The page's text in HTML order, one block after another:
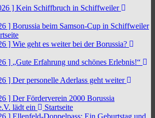
] Kein Schiffbruch in Schiffweiler
] Borussia beim Samson-Cup in Schiffweiler
] Wie geht es weiter bei der Borussia?
] „Gute Erfahrung und schönes Erlebnis!“
] Der personelle Aderlass geht weiter
] Der Förderverein 2000 Borussia
lädt ein
Startseite
] Ellenfeld-Doppelpass: Ein Geburtstag und